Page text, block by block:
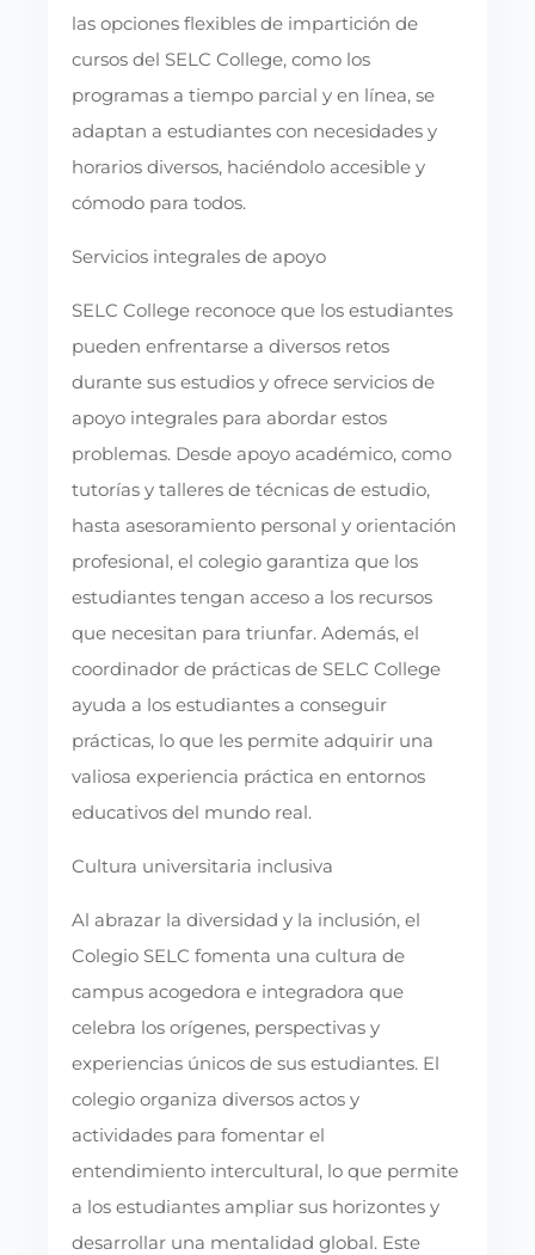
las opciones flexibles de impartición de
cursos del SELC College, como los
programas a tiempo parcial y en línea, se
adaptan a estudiantes con necesidades y
horarios diversos, haciéndolo accesible y
cómodo para todos.
Servicios integrales de apoyo
SELC College reconoce que los estudiantes
pueden enfrentarse a diversos retos
durante sus estudios y ofrece servicios de
apoyo integrales para abordar estos
problemas. Desde apoyo académico, como
tutorías y talleres de técnicas de estudio,
hasta asesoramiento personal y orientación
profesional, el colegio garantiza que los
estudiantes tengan acceso a los recursos
que necesitan para triunfar. Además, el
coordinador de prácticas de SELC College
ayuda a los estudiantes a conseguir
prácticas, lo que les permite adquirir una
valiosa experiencia práctica en entornos
educativos del mundo real.
Cultura universitaria inclusiva
Al abrazar la diversidad y la inclusión, el
Colegio SELC fomenta una cultura de
campus acogedora e integradora que
celebra los orígenes, perspectivas y
experiencias únicos de sus estudiantes. El
colegio organiza diversos actos y
actividades para fomentar el
entendimiento intercultural, lo que permite
a los estudiantes ampliar sus horizontes y
desarrollar una mentalidad global. Este